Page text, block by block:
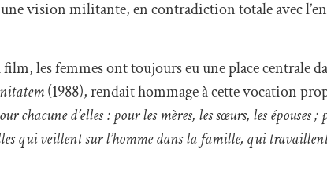
vision militante, en contradiction totale avec
les femmes ont toujours eu une place centrale
(1988), rendait hommage à cette vocation
chacune d’elles : pour les mères, les sœurs, les épouses ;
qui veillent sur l’homme dans la famille, qui